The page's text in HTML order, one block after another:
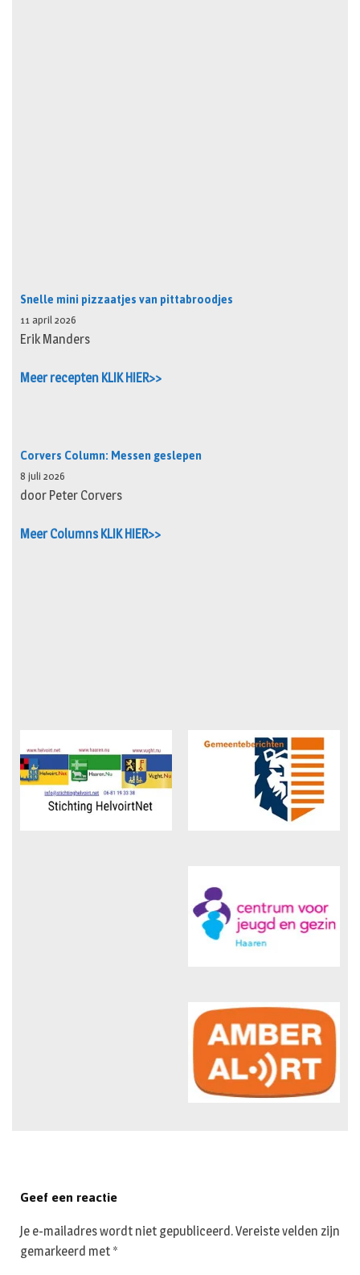
Snelle mini pizzaatjes van pittabroodjes
11 april 2026
Erik Manders
Meer recepten KLIK HIER>>
Corvers Column: Messen geslepen
8 juli 2026
door Peter Corvers
Meer Columns KLIK HIER>>
Geef een reactie
Je e-mailadres wordt niet gepubliceerd.Vereiste velden zijn
gemarkeerd met *